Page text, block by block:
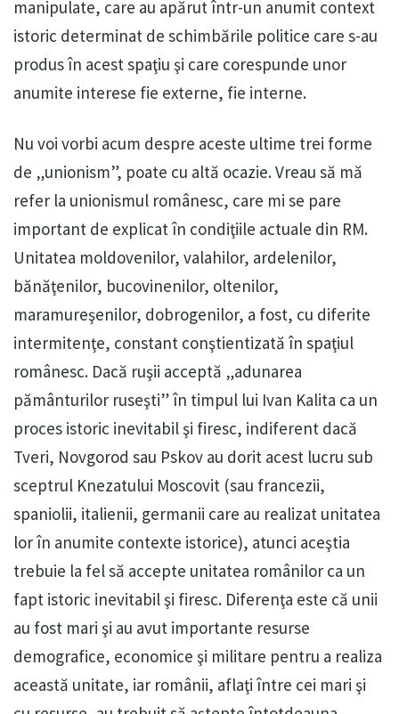
manipulate, care au apărut într-un anumit context
istoric determinat de schimbările politice care s-au
produs în acest spaţiu şi care corespunde unor
anumite interese fie externe, fie interne.
Nu voi vorbi acum despre aceste ultime trei forme
de „unionism”, poate cu altă ocazie. Vreau să mă
refer la unionismul românesc, care mi se pare
important de explicat în condiţiile actuale din RM.
Unitatea moldovenilor, valahilor, ardelenilor,
bănăţenilor, bucovinenilor, oltenilor,
maramureşenilor, dobrogenilor, a fost, cu diferite
intermitenţe, constant conştientizată în spaţiul
românesc. Dacă ruşii acceptă „adunarea
pământurilor ruseşti” în timpul lui Ivan Kalita ca un
proces istoric inevitabil şi firesc, indiferent dacă
Tveri, Novgorod sau Pskov au dorit acest lucru sub
sceptrul Knezatului Moscovit (sau francezii,
spaniolii, italienii, germanii care au realizat unitatea
lor în anumite contexte istorice), atunci aceştia
trebuie la fel să accepte unitatea românilor ca un
fapt istoric inevitabil şi firesc. Diferenţa este că unii
au fost mari şi au avut importante resurse
demografice, economice şi militare pentru a realiza
această unitate, iar românii, aflaţi între cei mari şi